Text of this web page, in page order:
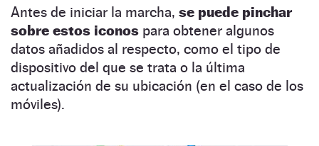
Antes de iniciar la marcha, se puede pinchar
sobre estos iconos para obtener algunos
datos añadidos al respecto, como el tipo de
dispositivo del que se trata o la última
actualización de su ubicación (en el caso de los
móviles).